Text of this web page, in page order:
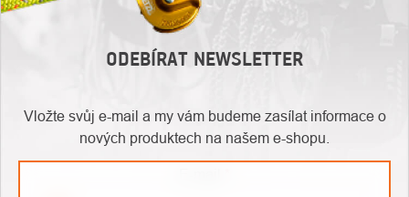
ODEBÍRAT NEWSLETTER
Vložte svůj e-mail a my vám budeme zasílat informace o
nových produktech na našem e-shopu.